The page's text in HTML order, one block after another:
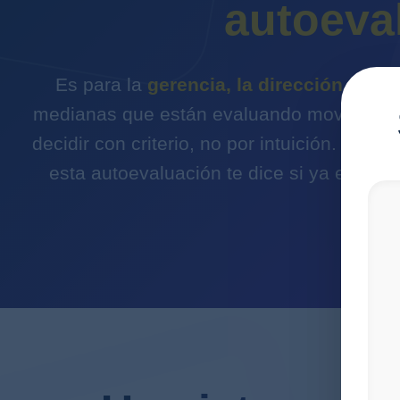
Es para la gerencia, la dirección
medianas que están evaluando mover su
decidir con criterio, no por intuición. Si
esta autoevaluación te dice si ya es el